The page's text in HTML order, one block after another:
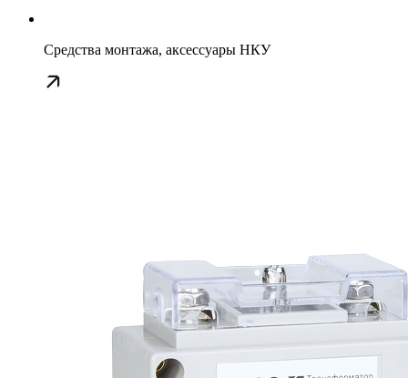
Средства монтажа, аксессуары НКУ